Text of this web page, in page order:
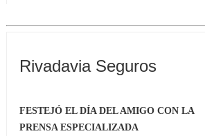
Rivadavia Seguros
FESTEJÓ EL DÍA DEL AMIGO CON LA
PRENSA ESPECIALIZADA